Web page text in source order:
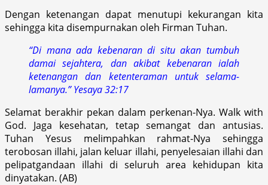
Dengan ketenangan dapat menutupi kekurangan kita
sehingga kita disempurnakan oleh Firman Tuhan.‎
“Di mana ada kebenaran di situ akan tumbuh
damai sejahtera, dan akibat kebenaran ialah
ketenangan dan ketenteraman untuk selama-
lamanya.” Yesaya 32:17
Selamat berakhir pekan dalam perkenan-Nya. Walk with
God. Jaga kesehatan, tetap semangat dan antusias.
Tuhan Yesus melimpahkan rahmat-Nya sehingga
terobosan illahi, jalan keluar illahi, penyelesaian illahi dan
pelipatgandaan illahi di seluruh area kehidupan kita
dinyatakan. (AB)